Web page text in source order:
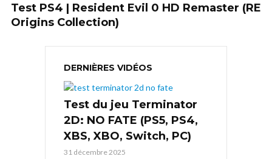
Test PS4 | Resident Evil 0 HD Remaster (RE
Origins Collection)
DERNIÈRES VIDÉOS
Test du jeu Terminator
2D: NO FATE (PS5, PS4,
XBS, XBO, Switch, PC)
31 décembre 2025